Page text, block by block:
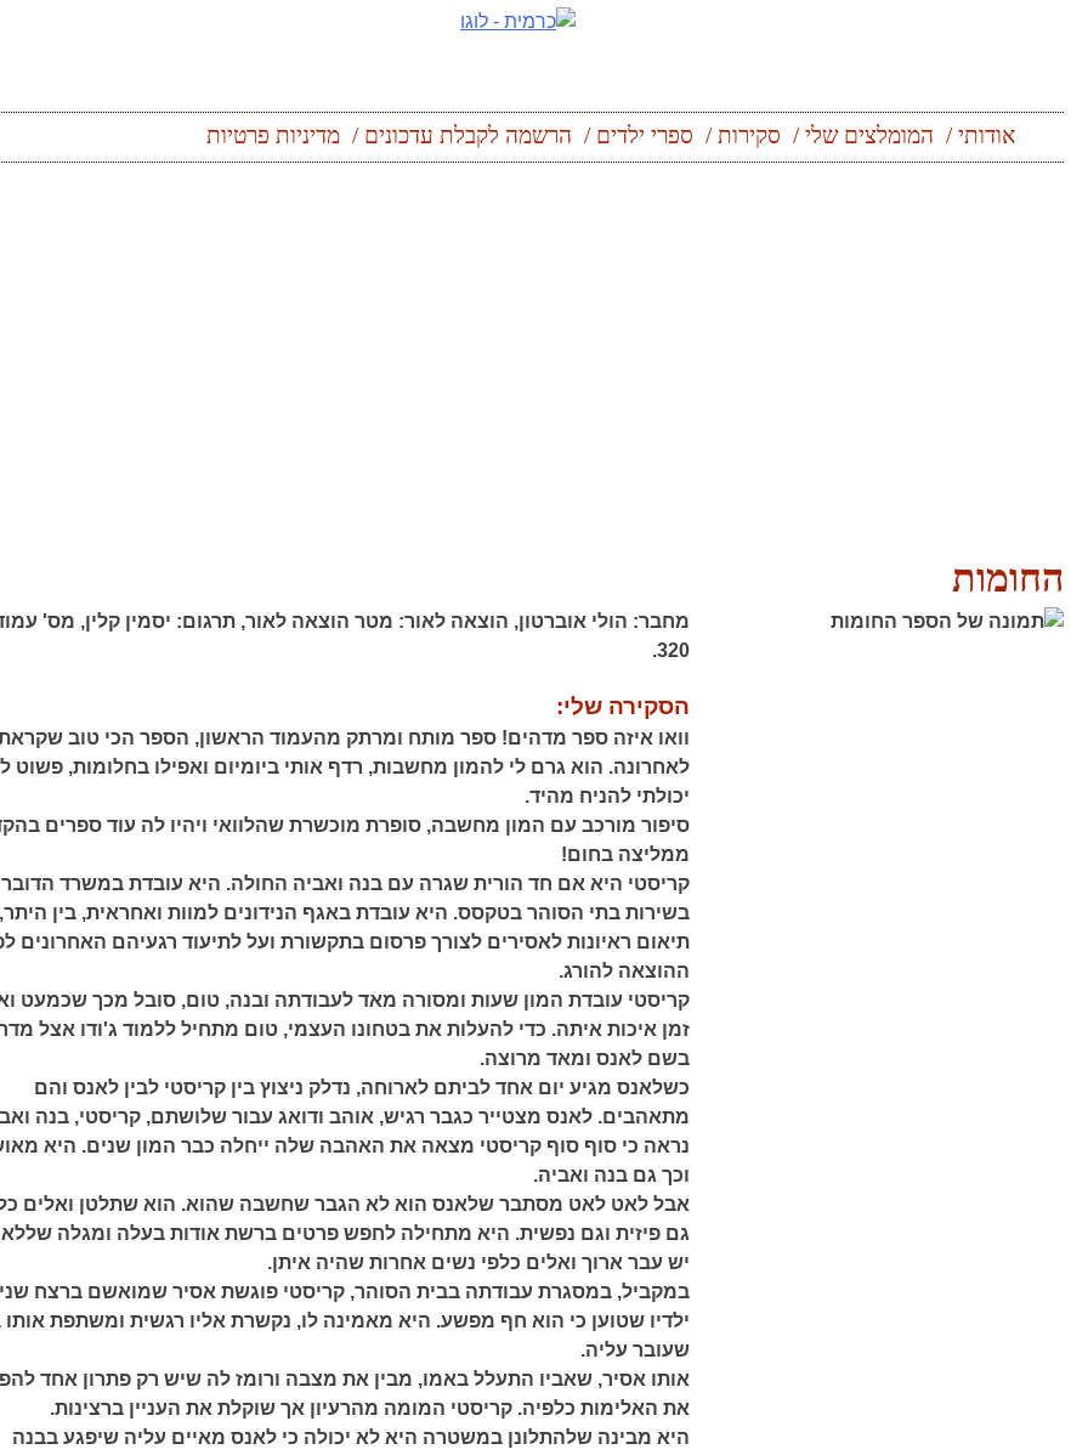
אודותי המומלצים שלי סקירות ספרי ילדים הרשמה לקבלת עדכונים מדיניות פרטיות
החומות
מחבר: הולי אוברטון, הוצאה לאור: מטר הוצאה לאור, תרגום: יסמין קלין, מס'
320.
הסקירה שלי:
וואו איזה ספר מדהים! ספר מותח ומרתק מהעמוד הראשון, הספר הכי טוב
לאחרונה. הוא גרם לי להמון מחשבות, רדף אותי ביומיום ואפילו בחלומות, פשוט
יכולתי להניח מהיד.
סיפור מורכב עם המון מחשבה, סופרת מוכשרת שהלוואי ויהיו לה עוד ספרים
ממליצה בחום!
קריסטי היא אם חד הורית שגרה עם בנה ואביה החולה. היא עובדת במשרד
בשירות בתי הסוהר בטקסס. היא עובדת באגף הנידונים למוות ואחראית, בין
תיאום ראיונות לאסירים לצורך פרסום בתקשורת ועל לתיעוד רגעיהם האחרונים
ההוצאה להורג.
קריסטי עובדת המון שעות ומסורה מאד לעבודתה ובנה, טום, סובל מכך שכמעט
זמן איכות איתה. כדי להעלות את בטחונו העצמי, טום מתחיל ללמוד ג'ודו אצל
בשם לאנס ומאד מרוצה.
כשלאנס מגיע יום אחד לביתם לארוחה, נדלק ניצוץ בין קריסטי לבין לאנס והם
מתאהבים. לאנס מצטייר כגבר רגיש, אוהב ודואג עבור שלושתם, קריסטי, בנה
נראה כי סוף סוף קריסטי מצאה את האהבה שלה ייחלה כבר המון שנים. היא
וכך גם בנה ואביה.
אבל לאט לאט מסתבר שלאנס הוא לא הגבר שחשבה שהוא. הוא שתלטן ואלים
גם פיזית וגם נפשית. היא מתחילה לחפש פרטים ברשת אודות בעלה ומגלה
יש עבר ארוך ואלים כלפי נשים אחרות שהיה איתן.
במקביל, במסגרת עבודתה בבית הסוהר, קריסטי פוגשת אסיר שמואשם ברצח שני
ילדיו שטוען כי הוא חף מפשע. היא מאמינה לו, נקשרת אליו רגשית ומשתפת
שעובר עליה.
אותו אסיר, שאביו התעלל באמו, מבין את מצבה ורומז לה שיש רק פתרון אחד
את האלימות כלפיה. קריסטי המומה מהרעיון אך שוקלת את העניין ברצינות.
היא מבינה שלהתלונן במשטרה היא לא יכולה כי לאנס מאיים עליה שיפגע בבנה